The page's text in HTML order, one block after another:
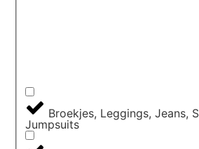
Broekjes, Leggings, Jeans,
Jumpsuits